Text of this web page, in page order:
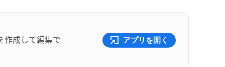
作成して編集で
アプリを開く